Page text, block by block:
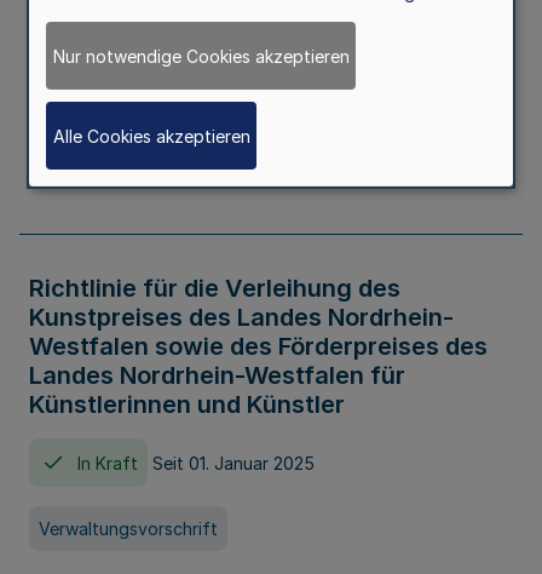
Kindertageseinrichtungen im Zeitraum
In Kraft Seit 20. Juni 2026
Verwaltungsvorschrift
Richtlinie für die Verleihung des
Kunstpreises des Landes Nordrhein-
Westfalen sowie des Förderpreises des
Landes Nordrhein-Westfalen für
Künstlerinnen und Künstler
In Kraft Seit 01. Januar 2025
Verwaltungsvorschrift
Nur notwendige Cookies akzeptieren
Alle Cookies akzeptieren